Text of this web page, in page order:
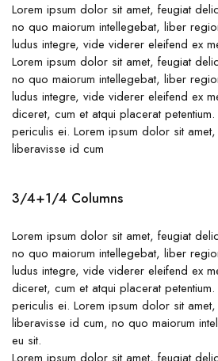
Lorem ipsum dolor sit amet, feugiat
no quo maiorum intellegebat, liber
ludus integre, vide viderer eleifend ex
Lorem ipsum dolor sit amet, feugiat
no quo maiorum intellegebat, liber
ludus integre, vide viderer eleifend ex
diceret, cum et atqui placerat petentium.
periculis ei. Lorem ipsum dolor sit
liberavisse id cum
3/4+1/4 Columns
Lorem ipsum dolor sit amet, feugiat
no quo maiorum intellegebat, liber
ludus integre, vide viderer eleifend ex
diceret, cum et atqui placerat petentium.
periculis ei. Lorem ipsum dolor sit
liberavisse id cum, no quo maiorum
eu sit.